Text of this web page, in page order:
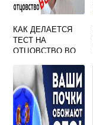
КАК ДЕЛАЕТСЯ
ТЕСТ НА
ОТЦОВСТВО ВО
БЕРЕМЕННОСТИ